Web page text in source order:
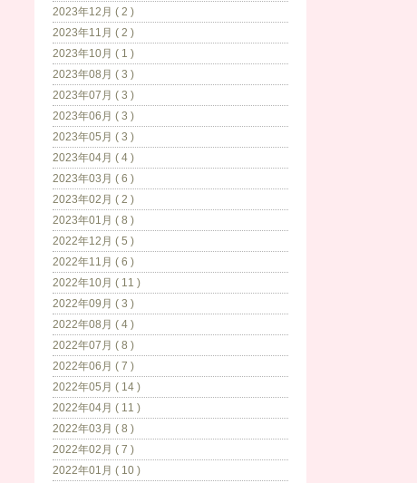
2023年12月 ( 2 )
2023年11月 ( 2 )
2023年10月 ( 1 )
2023年08月 ( 3 )
2023年07月 ( 3 )
2023年06月 ( 3 )
2023年05月 ( 3 )
2023年04月 ( 4 )
2023年03月 ( 6 )
2023年02月 ( 2 )
2023年01月 ( 8 )
2022年12月 ( 5 )
2022年11月 ( 6 )
2022年10月 ( 11 )
2022年09月 ( 3 )
2022年08月 ( 4 )
2022年07月 ( 8 )
2022年06月 ( 7 )
2022年05月 ( 14 )
2022年04月 ( 11 )
2022年03月 ( 8 )
2022年02月 ( 7 )
2022年01月 ( 10 )